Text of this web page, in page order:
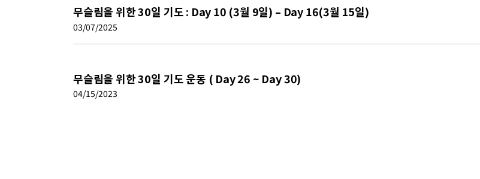
무슬림을 위한 30일 기도 : Day 10 (3월 9일) – Day 16(3월 15일)
03/07/2025
무슬림을 위한 30일 기도 운동 ( Day 26 ~ Day 30)
04/15/2023